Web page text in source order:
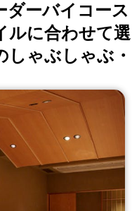
ダーバイコース
ルに合わせて選
ゃぶしゃぶ・